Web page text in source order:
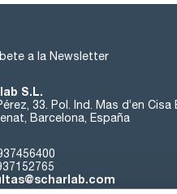
a la Newsletter
S.L.
33. Pol. Ind. Mas d’en Cisa
Barcelona, España